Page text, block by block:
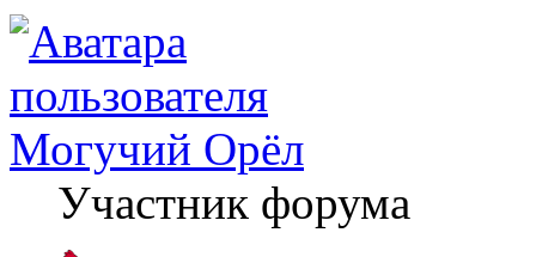
Могучий Орёл
Участник форума